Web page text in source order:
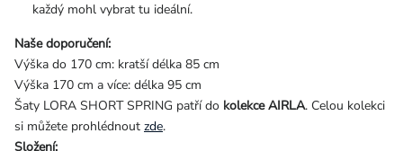
každý mohl vybrat tu ideální.
Naše doporučení:
Výška do 170 cm: kratší délka 85 cm
Výška 170 cm a více: délka 95 cm
Šaty LORA SHORT SPRING patří do kolekce AIRLA. Celou kolekci
si můžete prohlédnout zde.
Složení: